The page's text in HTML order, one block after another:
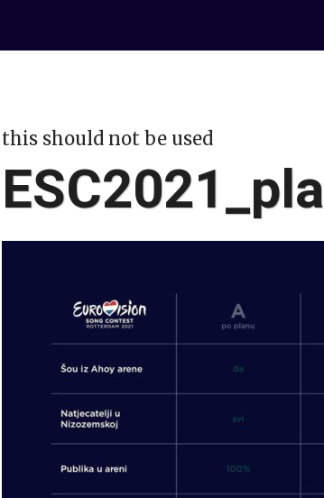
this should not be used